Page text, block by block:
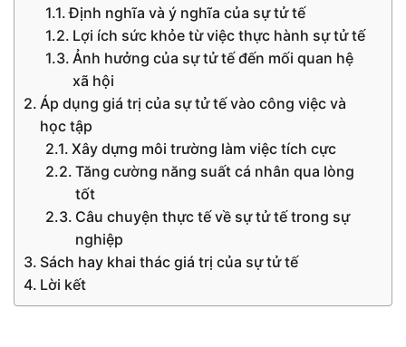
Định nghĩa và ý nghĩa của sự tử tế
Lợi ích sức khỏe từ việc thực hành sự tử tế
Ảnh hưởng của sự tử tế đến mối quan hệ
xã hội
Áp dụng giá trị của sự tử tế vào công việc và
học tập
Xây dựng môi trường làm việc tích cực
Tăng cường năng suất cá nhân qua lòng
tốt
Câu chuyện thực tế về sự tử tế trong sự
nghiệp
Sách hay khai thác giá trị của sự tử tế
Lời kết